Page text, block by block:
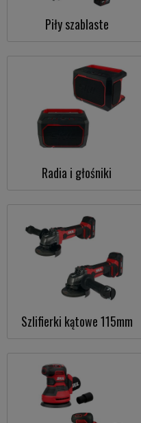
Piły szablaste
Radia i głośniki
Szlifierki kątowe 115mm